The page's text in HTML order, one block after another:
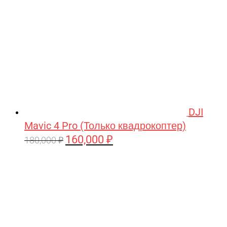
DJI
Mavic 4 Pro (Только квадрокоптер)
180,000₽ Первоначальная
160,000 ₽